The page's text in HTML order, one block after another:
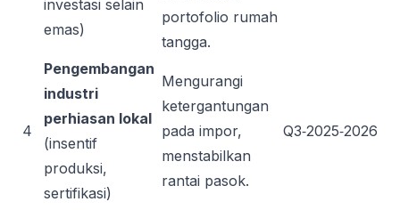
investasi selain
emas)
portofolio rumah
tangga.
4
Pengembangan
industri
perhiasan lokal
(insentif
produksi,
sertifikasi)
Mengurangi
ketergantungan
pada impor,
menstabilkan
rantai pasok.
Q3‑2025‑2026